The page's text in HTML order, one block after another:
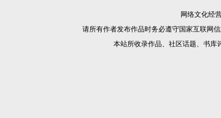
网络文化经
请所有作者发布作品时务必遵守国家互联网
本站所收录作品、社区话题、书库